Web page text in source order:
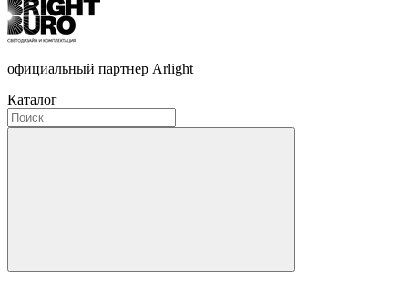
официальный партнер Arlight
Каталог